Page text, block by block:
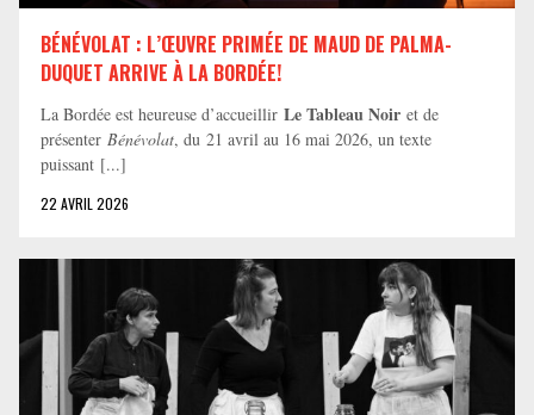
BÉNÉVOLAT : L’ŒUVRE PRIMÉE DE MAUD DE PALMA-
DUQUET ARRIVE À LA BORDÉE!
La Bordée est heureuse d’accueillir Le Tableau Noir et de
présenter Bénévolat, du 21 avril au 16 mai 2026, un texte
puissant [...]
22 AVRIL 2026